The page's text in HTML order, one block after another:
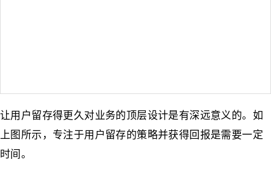
让用户留存得更久对业务的顶层设计是有深远意义的。如
上图所示，专注于用户留存的策略并获得回报是需要一定
时间。